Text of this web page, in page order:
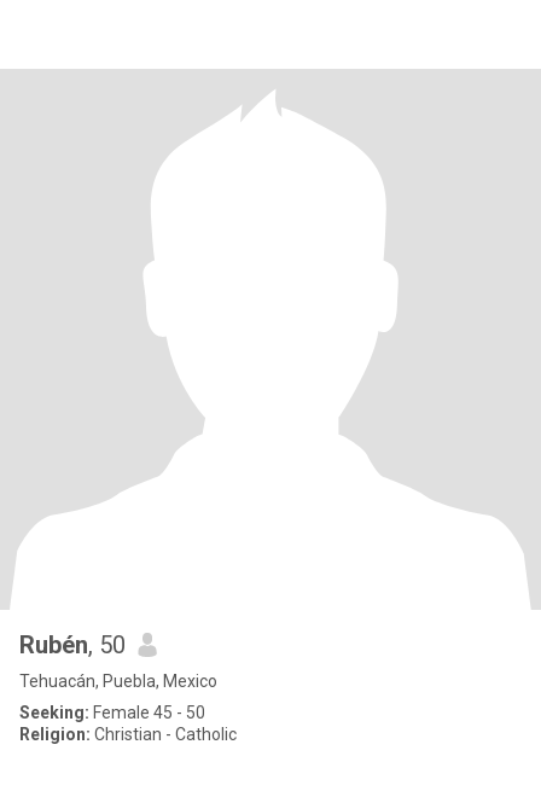
Rubén, 50
Tehuacán, Puebla, Mexico
Seeking: Female 45 - 50
Religion: Christian - Catholic